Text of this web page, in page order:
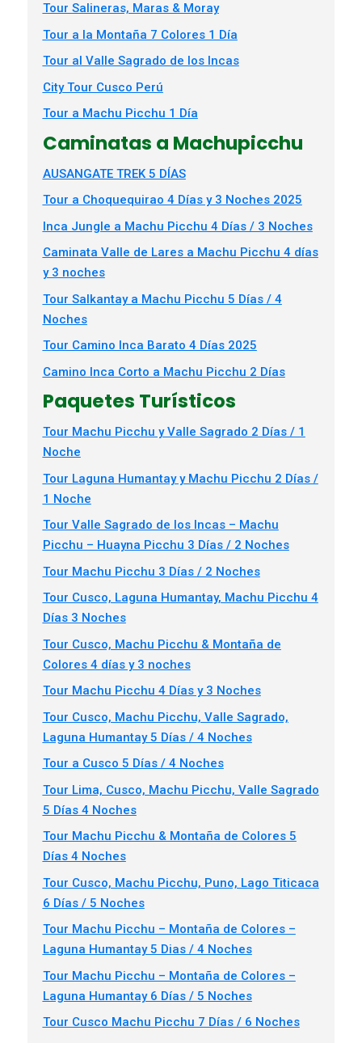
Tour Salineras, Maras & Moray
Tour a la Montaña 7 Colores 1 Día
Tour al Valle Sagrado de los Incas
City Tour Cusco Perú
Tour a Machu Picchu 1 Día
Caminatas a Machupicchu
AUSANGATE TREK 5 DÍAS
Tour a Choquequirao 4 Días y 3 Noches 2025
Inca Jungle a Machu Picchu 4 Días / 3 Noches
Caminata Valle de Lares a Machu Picchu 4 días
y 3 noches
Tour Salkantay a Machu Picchu 5 Días / 4
Noches
Tour Camino Inca Barato 4 Días 2025
Camino Inca Corto a Machu Picchu 2 Días
Paquetes Turísticos
Tour Machu Picchu y Valle Sagrado 2 Días / 1
Noche
Tour Laguna Humantay y Machu Picchu 2 Días /
1 Noche
Tour Valle Sagrado de los Incas – Machu
Picchu – Huayna Picchu 3 Días / 2 Noches
Tour Machu Picchu 3 Días / 2 Noches
Tour Cusco, Laguna Humantay, Machu Picchu 4
Días 3 Noches
Tour Cusco, Machu Picchu & Montaña de
Colores 4 días y 3 noches
Tour Machu Picchu 4 Días y 3 Noches
Tour Cusco, Machu Picchu, Valle Sagrado,
Laguna Humantay 5 Días / 4 Noches
Tour a Cusco 5 Días / 4 Noches
Tour Lima, Cusco, Machu Picchu, Valle Sagrado
5 Días 4 Noches
Tour Machu Picchu & Montaña de Colores 5
Días 4 Noches
Tour Cusco, Machu Picchu, Puno, Lago Titicaca
6 Días / 5 Noches
Tour Machu Picchu – Montaña de Colores –
Laguna Humantay 5 Dias / 4 Noches
Tour Machu Picchu – Montaña de Colores –
Laguna Humantay 6 Días / 5 Noches
Tour Cusco Machu Picchu 7 Días / 6 Noches